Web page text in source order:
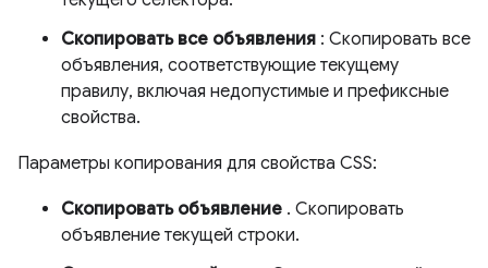
Скопировать все объявления : Скопировать все
объявления, соответствующие текущему
правилу, включая недопустимые и префиксные
свойства.
Параметры копирования для свойства CSS:
Скопировать объявление . Скопировать
объявление текущей строки.